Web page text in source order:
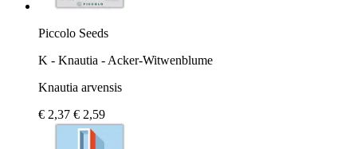
Piccolo Seeds
K - Knautia - Acker-Witwenblume
Knautia arvensis
€ 2,37 € 2,59